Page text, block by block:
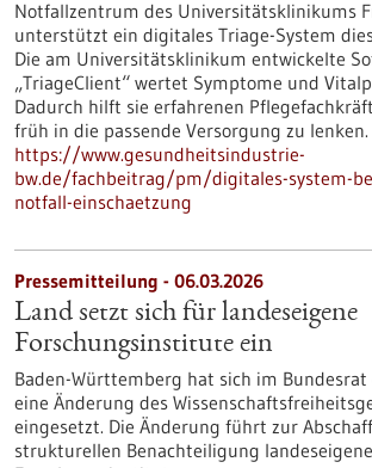
Notfallzentrum des Universitätsklinikums
unterstützt ein digitales Triage-System
Die am Universitätsklinikum entwickelte
„TriageClient“ wertet Symptome und
Dadurch hilft sie erfahrenen
früh in die passende Versorgung zu lenken.
https://www.gesundheitsindustrie-
bw.de/fachbeitrag/pm/digitales-system-
notfall-einschaetzung
Pressemitteilung - 06.03.2026
Land setzt sich für landeseigene
Forschungsinstitute ein
Baden-Württemberg hat sich im
eine Änderung des
eingesetzt. Die Änderung führt zur
strukturellen Benachteiligung